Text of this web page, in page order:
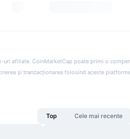
uri afiliate. CoinMarketCap poate primi o
și tranzacționarea folosind aceste
Top Cele mai recente